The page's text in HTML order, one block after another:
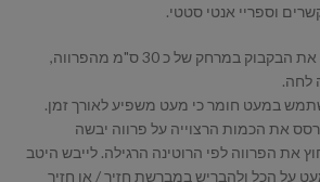
וספריי אנטי סטטי.
הוראות שימוש: להחזיק את הבקבוק במרחק של כ 30 ס"מ מהפרווה,
לחה.
במעט חומר כי מעט משפיע לאורך זמן.
את הכמות הרצוייה על פרווה יבשה
את הפרווה לפי הרוטינה הרגילה. לייבש היטב
על הכל ולהבריש במברשת חזיר / או חזיר